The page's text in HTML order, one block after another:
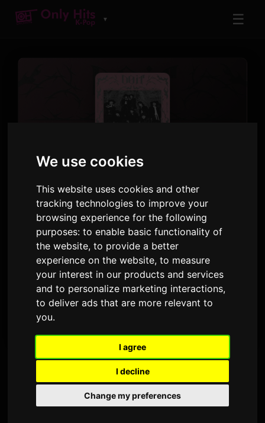
We use cookies
This website uses cookies and other
tracking technologies to improve your
browsing experience for the following
purposes:to enable basic functionality of
the website,to provide a better
experience on the website,to measure
your interest in our products and services
and to personalize marketing interactions,
to deliver ads that are more relevant to
you.
I agree
I decline
Change my preferences
▼ ☰
ARTISTA
Stray Kids
Mga Track at Album na Pinatugtog sa Only Hits
43 10
807
MGA AIRPLAY · 90 ARAW
31 Hulyo 2026